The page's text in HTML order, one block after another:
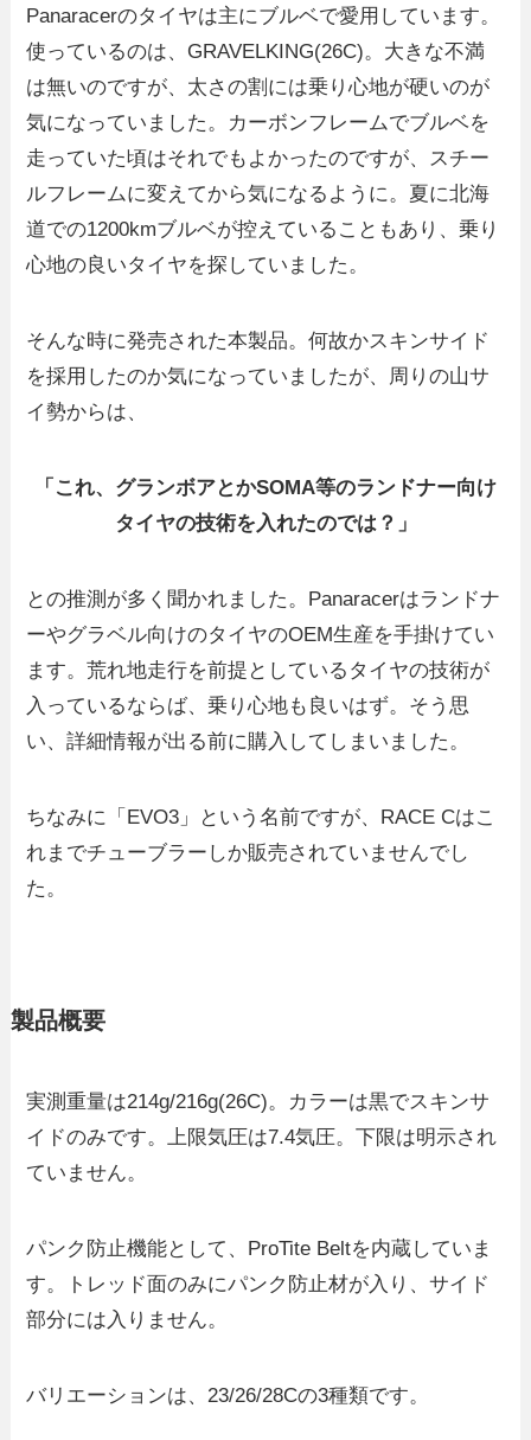
Panaracerのタイヤは主にブルベで愛用しています。
使っているのは、GRAVELKING(26C)。大きな不満
は無いのですが、太さの割には乗り心地が硬いのが
気になっていました。カーボンフレームでブルベを
走っていた頃はそれでもよかったのですが、スチー
ルフレームに変えてから気になるように。夏に北海
道での1200kmブルベが控えていることもあり、乗り
心地の良いタイヤを探していました。
そんな時に発売された本製品。何故かスキンサイド
を採用したのか気になっていましたが、周りの山サ
イ勢からは、
「これ、グランボアとかSOMA等のランドナー向け
タイヤの技術を入れたのでは？」
との推測が多く聞かれました。Panaracerはランドナ
ーやグラベル向けのタイヤのOEM生産を手掛けてい
ます。荒れ地走行を前提としているタイヤの技術が
入っているならば、乗り心地も良いはず。そう思
い、詳細情報が出る前に購入してしまいました。
ちなみに「EVO3」という名前ですが、RACE Cはこ
れまでチューブラーしか販売されていませんでし
た。
製品概要
実測重量は214g/216g(26C)。カラーは黒でスキンサ
イドのみです。上限気圧は7.4気圧。下限は明示され
ていません。
パンク防止機能として、ProTite Beltを内蔵していま
す。トレッド面のみにパンク防止材が入り、サイド
部分には入りません。
バリエーションは、23/26/28Cの3種類です。